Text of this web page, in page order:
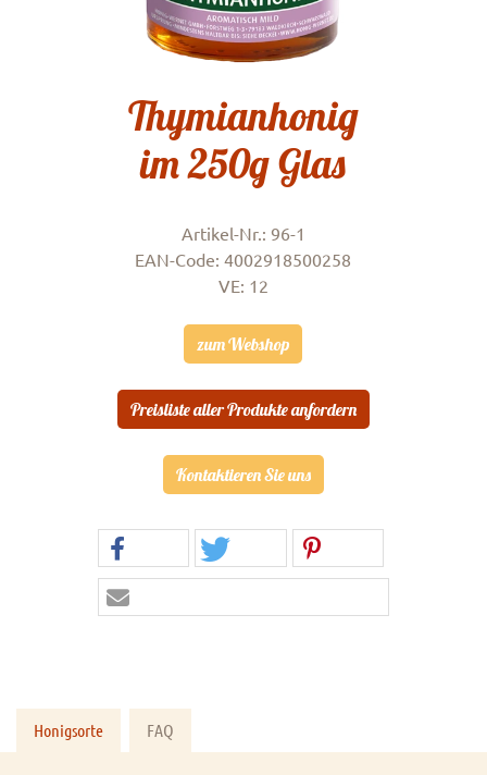
Thymianhonig
im 250g Glas
Artikel-Nr.: 96-1
EAN-Code: 4002918500258
VE: 12
zum Webshop
Preisliste aller Produkte anfordern
Kontaktieren Sie uns
Honigsorte FAQ